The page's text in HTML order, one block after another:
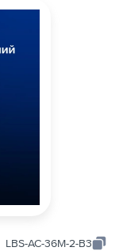
LBS-AC-36M-2-B3